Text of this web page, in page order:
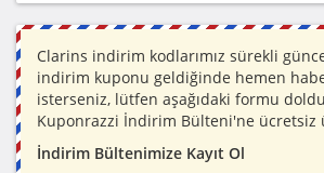
Clarins indirim kodlarımız sürekli
indirim kuponu geldiğinde hemen
isterseniz, lütfen aşağıdaki formu
Kuponrazzi İndirim Bülteni'ne ücretsiz
İndirim Bültenimize Kayıt Ol